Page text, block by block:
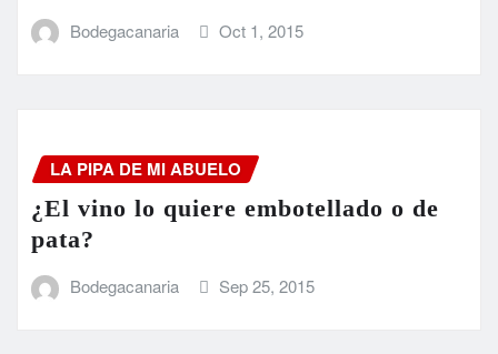
Bodegacanaria Oct 1, 2015
LA PIPA DE MI ABUELO
¿El vino lo quiere embotellado o de
pata?
Bodegacanaria Sep 25, 2015